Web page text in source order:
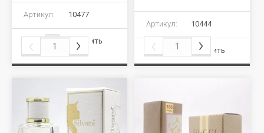
Артикул: 10477
Сравнить
Артикул: 10444
Сравнить